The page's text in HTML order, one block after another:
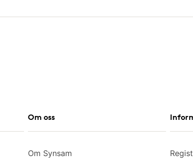
Om oss
Om Synsam